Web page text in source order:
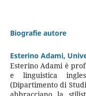
Biografie autore
Esterino Adami,
Esterino Adami è
e linguistica
(Dipartimento di